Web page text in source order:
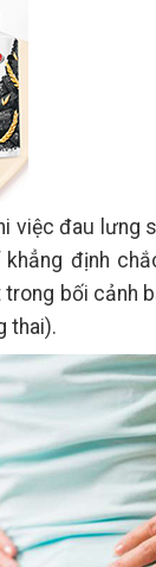
việc đau lưng
định
bối cảnh
thai).